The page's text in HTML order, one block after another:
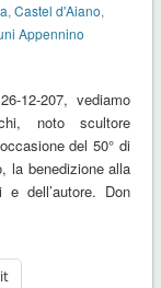
,Castel d'Aiano,
Appennino
12-207, vediamo
noto scultore
del 50° di
la benedizione alla
dell’autore. Don